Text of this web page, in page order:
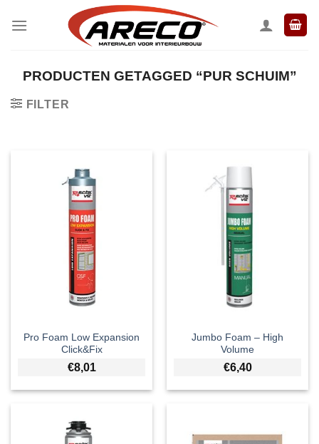
naar
PRODUCTEN GETAGGED “PUR SCHUIM”
FILTER
Pro Foam Low Expansion
Click&Fix
€8,01
Jumbo Foam – High
Volume
€6,40